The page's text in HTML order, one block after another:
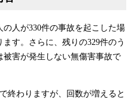
人が330件の事故を起こした場
す。さらに、残りの329件のう
被害が発生しない無傷害事故で
終わりますが、回数が増えると